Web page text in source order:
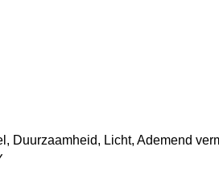
Duurzaamheid, Licht, Ademend